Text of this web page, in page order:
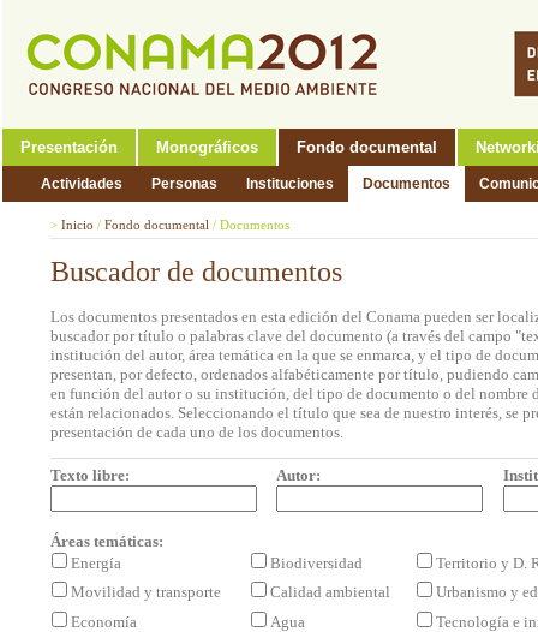
Presentación Monográficos Fondo documental
Actividades Personas Instituciones Documentos
> Inicio / Fondo documental / Documentos
Buscador de documentos
Los documentos presentados en esta edición del Conama pueden ser
buscador por título o palabras clave del documento (a través del campo
institución del autor, área temática en la que se enmarca, y el tipo de
presentan, por defecto, ordenados alfabéticamente por título, pudiendo
en función del autor o su institución, del tipo de documento o del nombre
están relacionados. Seleccionando el título que sea de nuestro interés, se
presentación de cada uno de los documentos.
Texto libre: Autor:
Áreas temáticas:
Energía
Biodiversidad
Territorio y D.
Movilidad y transporte
Calidad ambiental
Urbanismo y
Economía
Agua
Tecnología e